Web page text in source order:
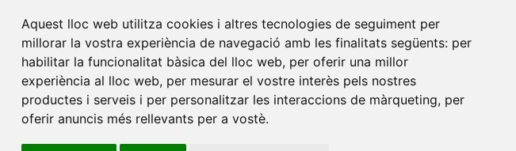
Aquest lloc web utilitza cookies i altres tecnologies de seguiment per
millorar la vostra experiència de navegació amb les finalitats següents: per
habilitar la funcionalitat bàsica del lloc web, per oferir una millor
experiència al lloc web, per mesurar el vostre interès pels nostres
productes i serveis i per personalitzar les interaccions de màrqueting, per
oferir anuncis més rellevants per a vostè.